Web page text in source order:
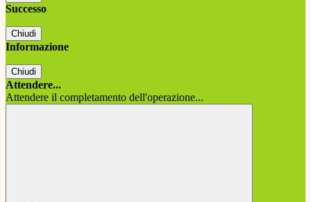
Successo
Chiudi
Informazione
Chiudi
Attendere...
Attendere il completamento dell'operazione...